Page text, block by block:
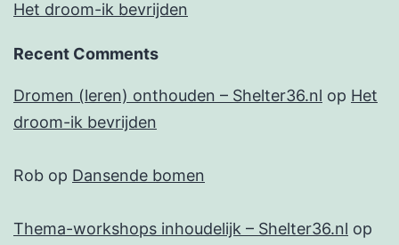
Het droom-ik bevrijden
Recent Comments
Dromen (leren) onthouden – Shelter36.nl op Het
droom-ik bevrijden
Rob op Dansende bomen
Thema-workshops inhoudelijk – Shelter36.nl op